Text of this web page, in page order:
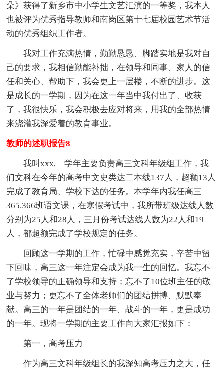
朵》获得了新乡市中小学生文艺汇演的一等奖，我本人
也被评为优秀指导教师和南岗区第十七届校园艺术节活
动的优秀组织工作者。
我对工作充满热情，勤勤恳恳、脚踏实地是我对自
己的要求，我相信勤能补拙，在领导和同事、家人的信
任和关心、帮助下，我会更上一层楼，不断的进步。这
是成长的一学期，因为在这一年当中我付出了、收获
了，我很快乐，我会积极去应对将来，用我的全部热情
来浇灌我深爱着的教育事业。
教师的述职报告8
我叫xxx,—学年主要负责高三文科年级组工作，我
们文科在今年的高考中文史类达二本线137人，超额13人
完成了教育局、学校下达的任务。本学年内我任高三
365.366班语文课，在寒假考试中，我所带班级达线人数
分别为25人和28人，三月份考试达线人数为22人和19
人，都超额完成了学校规定的任务。
回顾这一学期的工作，忙碌中感觉充实，辛苦中留
下回味，高三这一年注定会成为我一生的回忆。我忘不
了学校领导的正确领导和支持；忘不了10位班主任的敬
业与努力；更忘不了全体老师们的团结拼搏、默默奉
献。高三的一年是团结的一年、战斗的一年，更是成功
的一年。现将一学期的主要工作向大家汇报如下：
第一，高考压力
作为高三文科年级组长的我深知高考压力之大，任